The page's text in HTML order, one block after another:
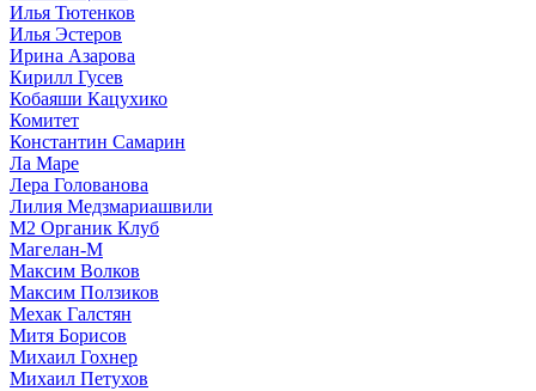
Илья Тютенков
Илья Эстеров
Ирина Азарова
Кирилл Гусев
Кобаяши Кацухико
Комитет
Константин Самарин
Ла Маре
Лера Голованова
Лилия Медзмариашвили
М2 Органик Клуб
Магелан-М
Максим Волков
Максим Ползиков
Мехак Галстян
Митя Борисов
Михаил Гохнер
Михаил Петухов